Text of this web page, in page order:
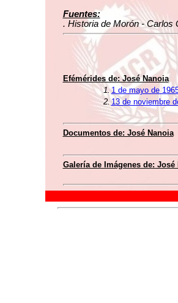
Fuentes:
. Historia de Morón - Carlos
Efémérides de: José Nanoia
1.1 de mayo de
2.13 de noviembre
Documentos de: José Nanoia
Galería de Imágenes de: José